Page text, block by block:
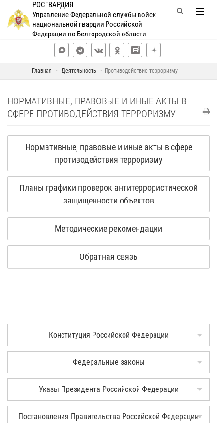
РОСГВАРДИЯ
Управление Федеральной службы войск
национальной гвардии Российской
Федерации по Белгородской области
Главная Деятельность Противодействие терроризму
НОРМАТИВНЫЕ, ПРАВОВЫЕ И ИНЫЕ АКТЫ В
СФЕРЕ ПРОТИВОДЕЙСТВИЯ ТЕРРОРИЗМУ
Нормативные, правовые и иные акты в сфере
противодействия терроризму
Планы графики проверок антитеррористической
защищенности объектов
Методические рекомендации
Обратная связь
Конституция Российской Федерации
Федеральные законы
Указы Президента Российской Федерации
Постановления Правительства Российской Федерации